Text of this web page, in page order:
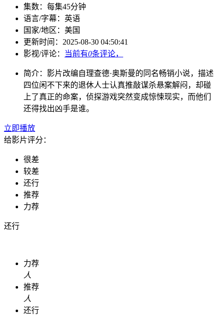
集数： 每集45分钟
语言/字幕： 英语
国家/地区： 美国
更新时间： 2025-08-30 04:50:41
影视/评论：
当前有0条评论，
简介： 影片改编自理查德·奥斯曼的同名畅销小说，描述
四位闲不下来的退休人士认真推敲谋杀悬案解闷，却碰
上了真正的命案，侦探游戏突然变成惊悚现实，而他们
还得找出凶手是谁。
立即播放
给影片评分：
很差
较差
还行
推荐
力荐
还行
力荐
人
推荐
人
还行